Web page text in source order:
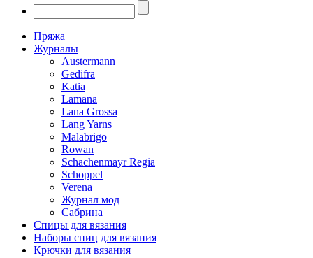
Пряжа
Журналы
Austermann
Gedifra
Katia
Lamana
Lana Grossa
Lang Yarns
Malabrigo
Rowan
Schachenmayr Regia
Schoppel
Verena
Журнал мод
Сабрина
Спицы для вязания
Наборы спиц для вязания
Крючки для вязания